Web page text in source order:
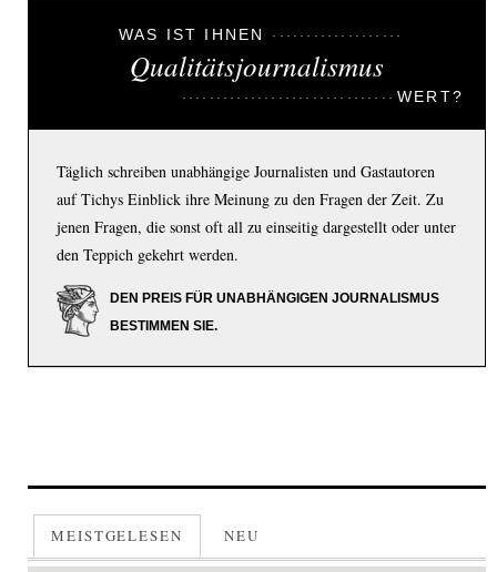
WAS IST IHNEN
Qualitätsjournalismus
WERT?
Täglich schreiben unabhängige Journalisten und Gastautoren
auf Tichys Einblick ihre Meinung zu den Fragen der Zeit. Zu
jenen Fragen, die sonst oft all zu einseitig dargestellt oder unter
den Teppich gekehrt werden.
DEN PREIS FÜR UNABHÄNGIGEN JOURNALISMUS
BESTIMMEN SIE.
MEISTGELESEN NEU